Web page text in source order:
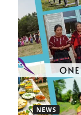
NEWS